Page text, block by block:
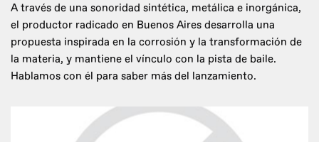
A través de una sonoridad sintética, metálica e inorgánica,
el productor radicado en Buenos Aires desarrolla una
propuesta inspirada en la corrosión y la transformación de
la materia, y mantiene el vínculo con la pista de baile.
Hablamos con él para saber más del lanzamiento.